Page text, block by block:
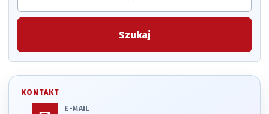
Szukaj
KONTAKT
E-MAIL